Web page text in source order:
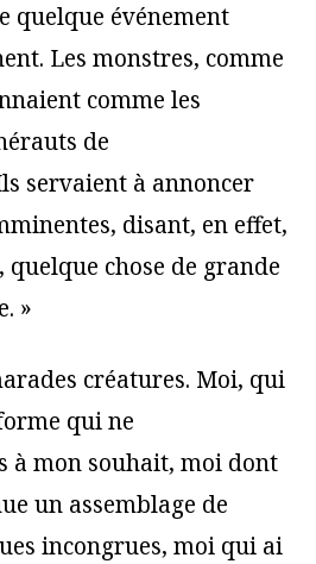
quelque événement
Les monstres, comme
comme les
de
servaient à annoncer
disant, en effet,
chose de grande
»
créatures. Moi, qui
qui ne
à mon souhait, moi dont
un assemblage de
incongrues, moi qui ai